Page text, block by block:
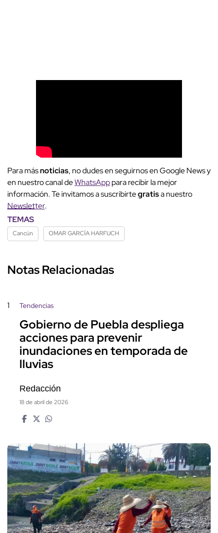
Para másnoticias, no dudes en seguirnos en Google News y
en nuestro canal deWhatsApppara recibir la mejor
información. Te invitamos a suscribirtegratisa nuestro
Newsletter.
TEMAS
Cancún OMAR GARCÍA HARFUCH
Notas Relacionadas
1 Tendencias
Gobierno de Puebla despliega
acciones para prevenir
inundaciones en temporada de
lluvias
Redacción
18 de abril de 2026